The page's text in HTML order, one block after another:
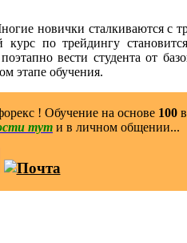
новички сталкиваются с
курс по трейдингу
вести студента от
этапе обучения.
! Обучение на основе 100
тут и в личном общении...